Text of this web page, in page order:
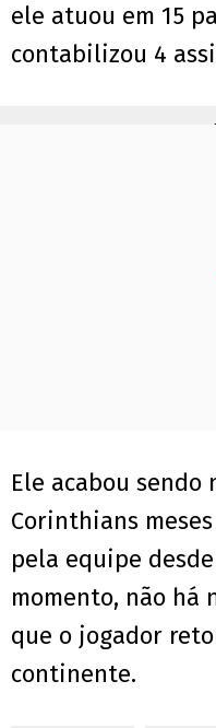
ele atuou em 15
contabilizou 4
Ele acabou sendo
Corinthians
pela equipe
momento, não há
que o jogador
continente.